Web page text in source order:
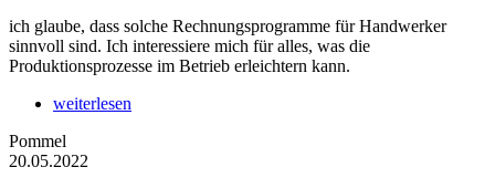
ich glaube, dass solche Rechnungsprogramme für Handwerker
sinnvoll sind. Ich interessiere mich für alles, was die
Produktionsprozesse im Betrieb erleichtern kann.
weiterlesen
Pommel
20.05.2022